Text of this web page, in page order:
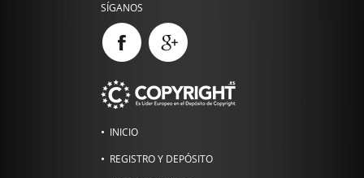
SÍGANOS
INICIO
REGISTRO Y DEPÓSITO